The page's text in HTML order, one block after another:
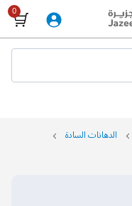
الدهانات السادة